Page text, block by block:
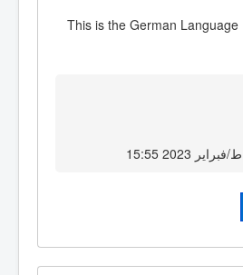
This is the German Language